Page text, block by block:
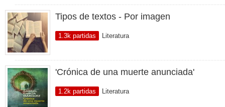
Tipos de textos - Por imagen
1.3k partidas Literatura
'Crónica de una muerte anunciada'
1.2k partidas Literatura